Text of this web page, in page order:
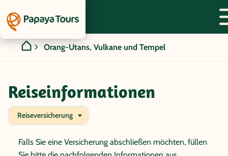
Orang-Utans, Vulkane und Tempel
Reiseinformationen
Reiseversicherung
Falls Sie eine Versicherung abschließen möchten, füllen